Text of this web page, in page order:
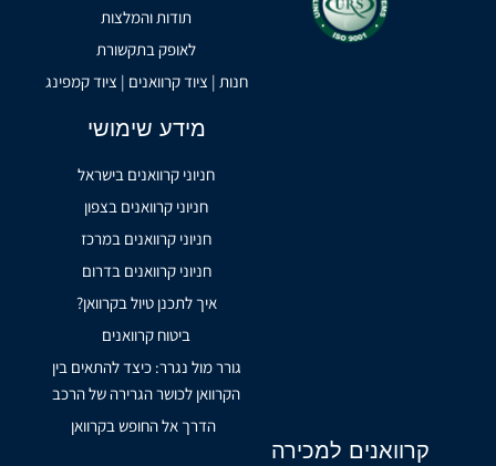
תודות והמלצות
לאופק בתקשורת
חנות | ציוד קרוואנים | ציוד קמפינג
מידע שימושי
חניוני קרוואנים בישראל
חניוני קרוואנים בצפון
חניוני קרוואנים במרכז
חניוני קרוואנים בדרום
איך לתכנן טיול בקרוואן?
ביטוח קרוואנים
גורר מול נגרר: כיצד להתאים בין
הקרוואן לכושר הגרירה של הרכב
הדרך אל החופש בקרוואן
קרוואנים למכירה